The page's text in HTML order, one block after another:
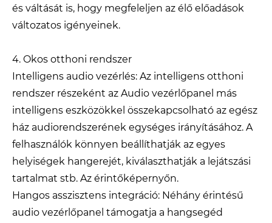
és váltását is, hogy megfeleljen az élő előadások
változatos igényeinek.
4. Okos otthoni rendszer
Intelligens audio vezérlés: Az intelligens otthoni
rendszer részeként az Audio vezérlőpanel más
intelligens eszközökkel összekapcsolható az egész
ház audiorendszerének egységes irányításához. A
felhasználók könnyen beállíthatják az egyes
helyiségek hangerejét, kiválaszthatják a lejátszási
tartalmat stb. Az érintőképernyőn.
Hangos asszisztens integráció: Néhány érintésű
audio vezérlőpanel támogatja a hangsegéd